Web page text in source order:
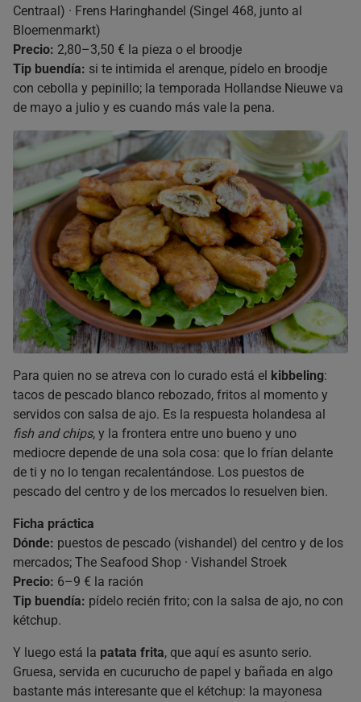
Centraal) · Frens Haringhandel (Singel 468, junto al
Bloemenmarkt)
Precio: 2,80–3,50 € la pieza o el broodje
Tip buendía: si te intimida el arenque, pídelo en broodje
con cebolla y pepinillo; la temporada Hollandse Nieuwe va
de mayo a julio y es cuando más vale la pena.
Para quien no se atreva con lo curado está el kibbeling:
tacos de pescado blanco rebozado, fritos al momento y
servidos con salsa de ajo. Es la respuesta holandesa al
fish and chips, y la frontera entre uno bueno y uno
mediocre depende de una sola cosa: que lo frían delante
de ti y no lo tengan recalentándose. Los puestos de
pescado del centro y de los mercados lo resuelven bien.
Ficha práctica
Dónde: puestos de pescado (vishandel) del centro y de los
mercados; The Seafood Shop · Vishandel Stroek
Precio: 6–9 € la ración
Tip buendía: pídelo recién frito; con la salsa de ajo, no con
kétchup.
Y luego está la patata frita, que aquí es asunto serio.
Gruesa, servida en cucurucho de papel y bañada en algo
bastante más interesante que el kétchup: la mayonesa